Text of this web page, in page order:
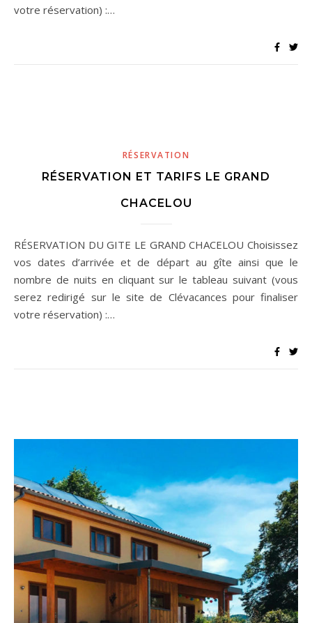
votre réservation) :…
RÉSERVATION
RÉSERVATION ET TARIFS LE GRAND
CHACELOU
RÉSERVATION DU GITE LE GRAND CHACELOU Choisissez
vos dates d’arrivée et de départ au gîte ainsi que le
nombre de nuits en cliquant sur le tableau suivant (vous
serez redirigé sur le site de Clévacances pour finaliser
votre réservation) :…